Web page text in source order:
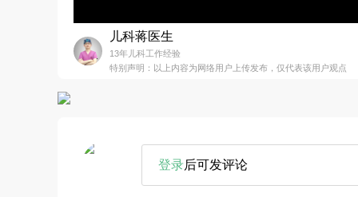
儿科蒋医生
13年儿科工作经验
特别声明：以上内容为网络用户上传发布，仅代表该用户观点
登录后可发评论